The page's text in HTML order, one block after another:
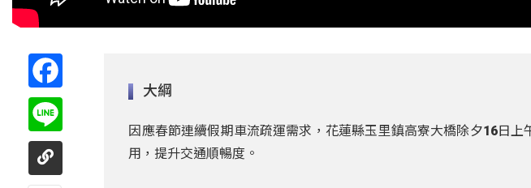
大綱
因應春節連續假期車流疏運需求，花蓮縣玉里鎮高寮大橋除夕16日
用，提升交通順暢度。